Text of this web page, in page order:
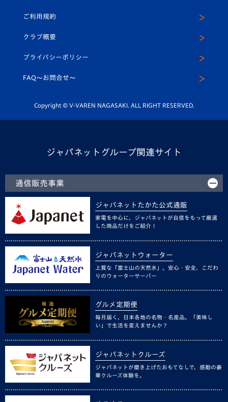
平和祈念活動
ホームタウン活動
スクール
ヴィヴィくんインスタグラム
公式LINE＠
ご利用規約
クラブ概要
プライバシーポリシー
FAQ〜お問合せ〜
Copyright © V-VAREN NAGASAKI. ALL RIGHT RESERVED.
ジャパネットグループ関連サイト
通信販売事業
ジャパネットたかた公式通販
家電を中心に、ジャパネットが自信をもって厳選
した商品だけをご紹介！
ジャパネットウォーター
上質な「富士山の天然水」。安心・安全、こだわ
りのウォーターサーバー
グルメ定期便
毎月届く、日本各地の名物・名産品。「美味し
い」で生活を変えませんか？
ジャパネットクルーズ
ジャパネットが磨き上げたおもてなしで、感動の豪
華クルーズ体験を。